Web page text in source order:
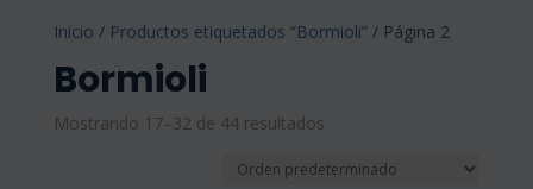
Inicio / Productos etiquetados “Bormioli”/ Página 2
Bormioli
Mostrando 17–32 de 44 resultados